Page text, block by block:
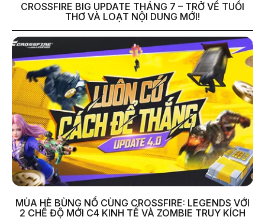
CROSSFIRE BIG UPDATE THÁNG 7 – TRỞ VỀ TUỔI
THƠ VÀ LOẠT NỘI DUNG MỚI!
MÙA HÈ BÙNG NỔ CÙNG CROSSFIRE: LEGENDS VỚI
2 CHẾ ĐỘ MỚI C4 KINH TẾ VÀ ZOMBIE TRUY KÍCH